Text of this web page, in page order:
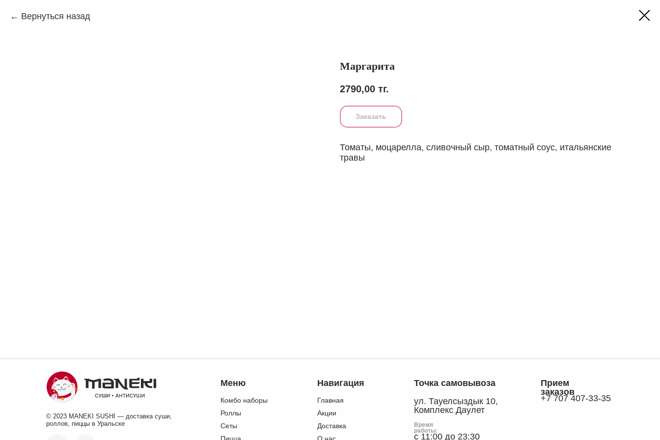
Вернуться назад
Маргарита
2790,00 тг.
Заказать
Томаты, моцарелла, сливочный сыр, томатный соус, итальянские
травы
+7 707 407-33-35
Прием
заказов
ул. Тауелсыздык 10,
Комплекс Даулет
Точка самовывоза
с 11:00 до 23:30
Время
работы:
Навигация
Главная
Доставка
Акции
Комбо наборы
Роллы
Сеты
Меню
© 2023 MANEKI SUSHI — доставка суши,
роллов, пиццы в Уральске